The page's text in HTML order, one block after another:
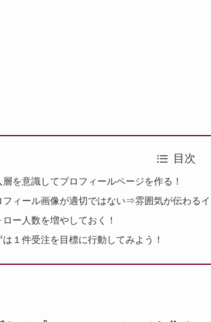
目次
層を意識してプロフィールページを作る！
フィール画像が適切ではない⇒雰囲気が伝わる
ロー人数を増やしておく！
は１件受注を目標に行動してみよう！